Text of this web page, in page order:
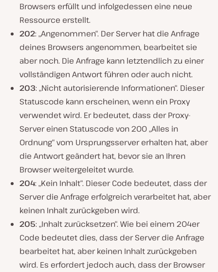
Browsers erfüllt und infolgedessen eine neue
Ressource erstellt.
202: „Angenommen“. Der Server hat die Anfrage
deines Browsers angenommen, bearbeitet sie
aber noch. Die Anfrage kann letztendlich zu einer
vollständigen Antwort führen oder auch nicht.
203: „Nicht autorisierende Informationen“. Dieser
Statuscode kann erscheinen, wenn ein Proxy
verwendet wird. Er bedeutet, dass der Proxy-
Server einen Statuscode von 200 „Alles in
Ordnung“ vom Ursprungsserver erhalten hat, aber
die Antwort geändert hat, bevor sie an Ihren
Browser weitergeleitet wurde.
204: „Kein Inhalt“. Dieser Code bedeutet, dass der
Server die Anfrage erfolgreich verarbeitet hat, aber
keinen Inhalt zurückgeben wird.
205: „Inhalt zurücksetzen“. Wie bei einem 204er
Code bedeutet dies, dass der Server die Anfrage
bearbeitet hat, aber keinen Inhalt zurückgeben
wird. Es erfordert jedoch auch, dass der Browser